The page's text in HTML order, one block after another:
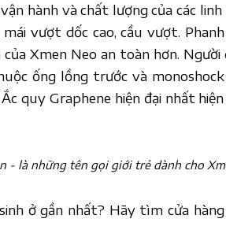
hành và chất lượng của các
vượt dốc cao, cầu vượt.
Xmen Neo an toàn hơn.
ống lồng trước và
quy Graphene hiện đại nhất
- là những tên gọi giới trẻ dành cho
ở gần nhất? Hãy tìm cửa